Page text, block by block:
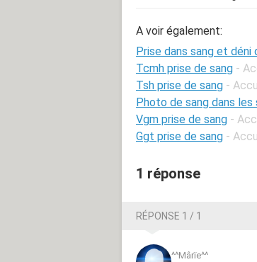
A voir également:
Prise dans sang et déni
Tcmh prise de sang -
Tsh prise de sang -
Photo de sang dans les
Vgm prise de sang -
Ggt prise de sang -
1 réponse
RÉPONSE 1 / 1
^^Mârïe^^